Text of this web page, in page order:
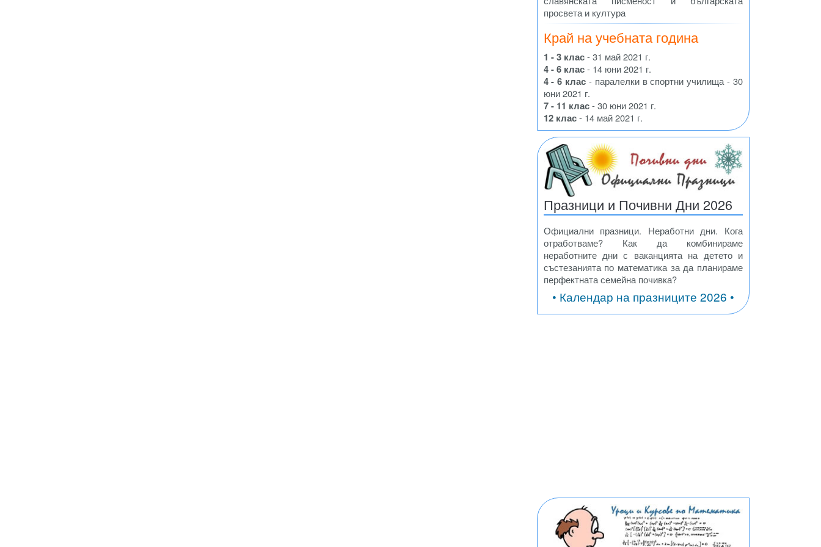
просвета и култура
Край на учебната година
1 - 3 клас- 31 май 2021 г.
4 - 6 клас- 14 юни 2021 г.
4 - 6 клас - паралелки в спортни училища - 30
юни 2021 г.
7 - 11 клас- 30 юни 2021 г.
12 клас- 14 май 2021 г.
Празници и Почивни Дни 2026
Официални празници. Неработни дни. Кога
отработваме? Как да комбинираме
неработните дни с ваканцията на детето и
състезанията по математика за да планираме
перфектната семейна почивка?
• Календар на празниците 2026 •